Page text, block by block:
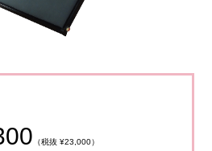
（税抜 ¥23,000）